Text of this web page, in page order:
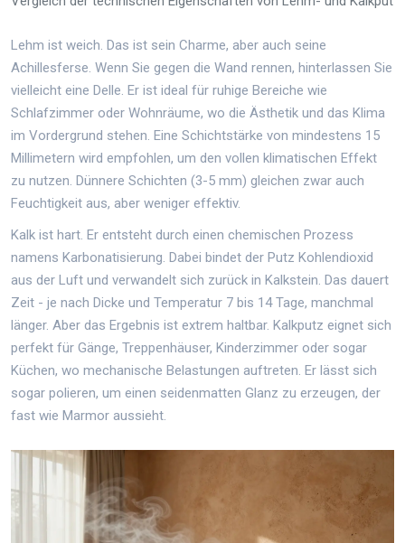
Lehm ist weich. Das ist sein Charme, aber auch seine
Achillesferse. Wenn Sie gegen die Wand rennen, hinterlassen Sie
vielleicht eine Delle. Er ist ideal für ruhige Bereiche wie
Schlafzimmer oder Wohnräume, wo die Ästhetik und das Klima
im Vordergrund stehen. Eine Schichtstärke von mindestens 15
Millimetern wird empfohlen, um den vollen klimatischen Effekt
zu nutzen. Dünnere Schichten (3-5 mm) gleichen zwar auch
Feuchtigkeit aus, aber weniger effektiv.
Kalk ist hart. Er entsteht durch einen chemischen Prozess
namens Karbonatisierung. Dabei bindet der Putz Kohlendioxid
aus der Luft und verwandelt sich zurück in Kalkstein. Das dauert
Zeit - je nach Dicke und Temperatur 7 bis 14 Tage, manchmal
länger. Aber das Ergebnis ist extrem haltbar. Kalkputz eignet sich
perfekt für Gänge, Treppenhäuser, Kinderzimmer oder sogar
Küchen, wo mechanische Belastungen auftreten. Er lässt sich
sogar polieren, um einen seidenmatten Glanz zu erzeugen, der
fast wie Marmor aussieht.